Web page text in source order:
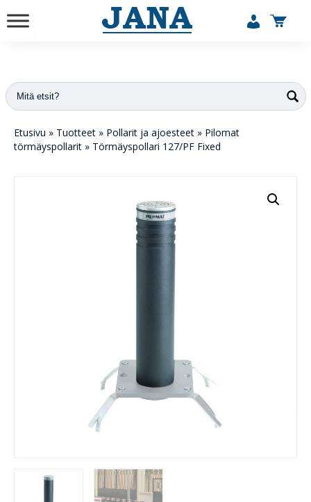
Etusivu » Tuotteet » Pollarit ja ajoesteet » Pilomat
törmäyspollarit » Törmäyspollari 127/PF Fixed